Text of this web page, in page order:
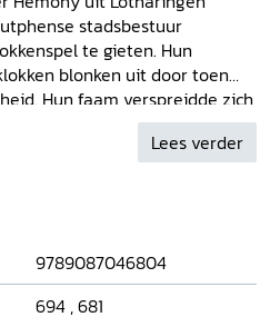
stadsbestuur
te gieten. Hun
blonken uit door toen
Hun faam verspreidde zich
en kloosterbesturen
aan. Ze werkten tot 1680
Door het combineren
bronnenmateriaal, dat
een groot vermogen
kon hierdoor in welstand
Lees verder
9789087046804
694 ,681